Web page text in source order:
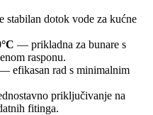
stabilan dotok vode za kućne
— prikladna za bunare s
rasponu.
efikasan rad s minimalnim
priključivanje na
fitinga.